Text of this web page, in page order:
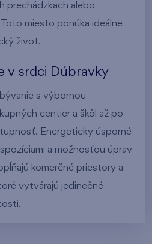
prechádzkach alebo
miesto ponúka ideálne
život.
v srdci Dúbravky
s výbornou
centier a škôl až po
Energeticky úsporné
a možnosťou úprav
komerčné priestory a
vytvárajú jedinečné